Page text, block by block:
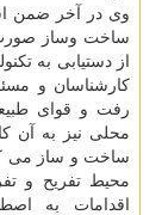
وی در آخر ضمن
ساخت وساز
از دستیابی به
کارشناسان و
رفت و قوای
محلی نیز به آن
ساخت و ساز می
محیط تفریح و
اقدامات به